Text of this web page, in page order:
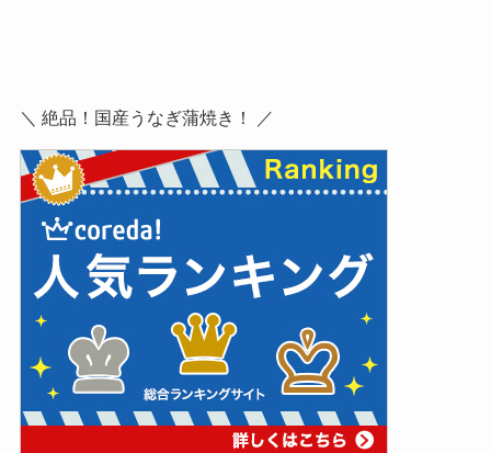
＼ 絶品！国産うなぎ蒲焼き！ ／